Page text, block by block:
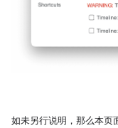
如未另行说明，那么本页